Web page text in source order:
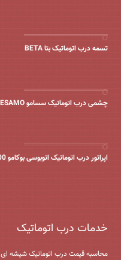
تسمه درب اتوماتیک بتا BETA
چشمی درب اتوماتیک سسامو SESAMO
اپراتور درب اتوماتیک اتوبوسی بوکامو Bocamo S100
خدمات درب اتوماتیک
محاسبه قیمت درب اتوماتیک شیشه ‌ای